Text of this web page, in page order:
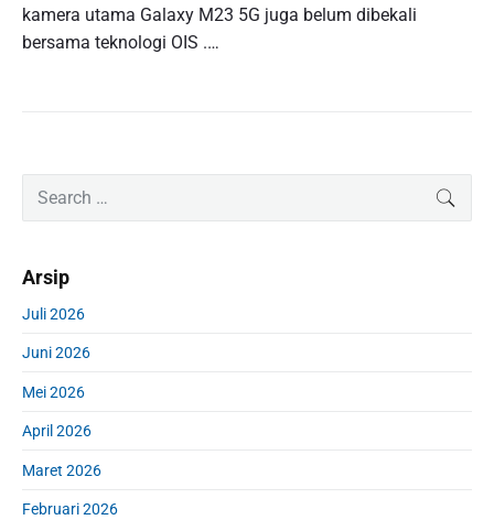
kamera utama Galaxy M23 5G juga belum dibekali
bersama teknologi OIS .…
a
y
S
d
b
a
c
h
o
:
Arsip
Juli 2026
Juni 2026
Mei 2026
April 2026
Maret 2026
Februari 2026